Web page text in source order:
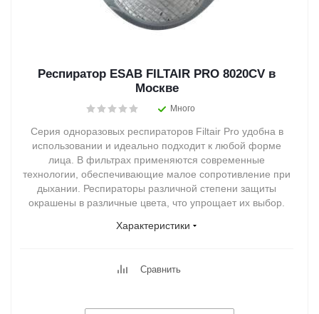
Респиратор ESAB FILTAIR PRO 8020CV в
Москве
Много
Серия одноразовых респираторов Filtair Pro удобна в
использовании и идеально подходит к любой форме
лица. В фильтрах применяются современные
технологии, обеспечивающие малое сопротивление при
дыхании. Респираторы различной степени защиты
окрашены в различные цвета, что упрощает их выбор.
Характеристики
Сравнить